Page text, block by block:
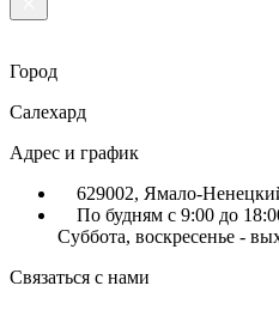
Город
Салехард
Адрес и график
629002, Ямало-
По будням с 9:00 до
Суббота, воскресенье -
Связаться с нами